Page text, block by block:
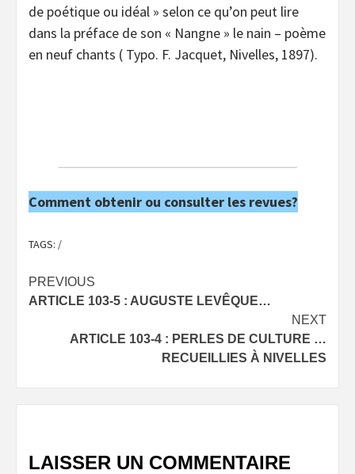
de poétique ou idéal » selon ce qu’on peut lire
dans la préface de son « Nangne » le nain – poème
en neuf chants ( Typo. F. Jacquet, Nivelles, 1897).
Comment obtenir ou consulter les revues?
TAGS: /
Post
navigation
PREVIOUS
ARTICLE 103-5 : AUGUSTE LEVÊQUE…
NEXT
ARTICLE 103-4 : PERLES DE CULTURE …
RECUEILLIES À NIVELLES
LAISSER UN COMMENTAIRE